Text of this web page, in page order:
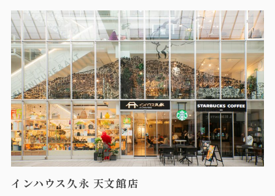
インハウス久永 天文館店